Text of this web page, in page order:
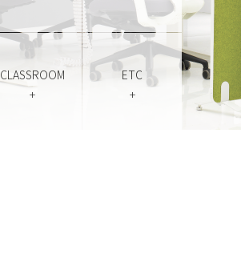
CLASSROOM
+
ETC
+